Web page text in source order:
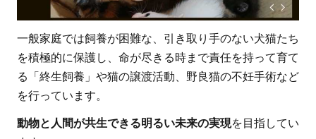
一般家庭では飼養が困難な、引き取り手のない犬猫たち
を積極的に保護し、命が尽きる時まで責任を持って育て
る「終生飼養」や猫の譲渡活動、野良猫の不妊手術など
を行っています。
動物と人間が共生できる明るい未来の実現を目指してい